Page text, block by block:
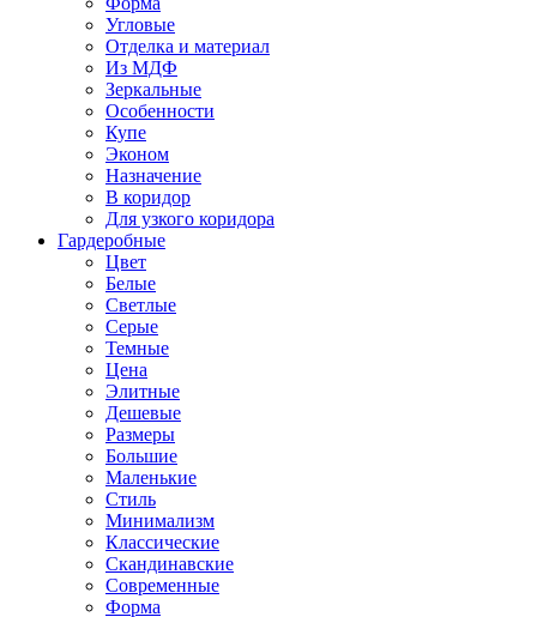
Угловые
Отделка и материал
Из МДФ
Зеркальные
Особенности
Купе
Эконом
Назначение
В коридор
Для узкого коридора
Гардеробные
Цвет
Белые
Светлые
Серые
Темные
Цена
Элитные
Дешевые
Размеры
Большие
Маленькие
Стиль
Минимализм
Классические
Скандинавские
Современные
Форма